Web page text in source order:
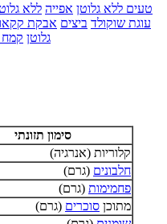
טעים ללא גלוטן אפייה ללא
עוגת שוקולד ביצים אבקת
גלוטן קמח
סימון תזונתי
קלוריות (אנרגיה)
חלבונים (גרם)
פחמימות (גרם)
מתוכן סוכרים (גרם)